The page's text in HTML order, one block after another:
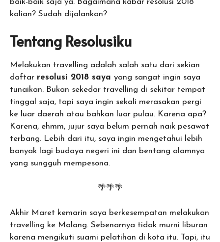
kalian? Sudah dijalankan?
Tentang Resolusiku
Melakukan travelling adalah salah satu dari sekian
daftar resolusi 2018 saya yang sangat ingin saya
tunaikan. Bukan sekedar travelling di sekitar tempat
tinggal saja, tapi saya ingin sekali merasakan pergi
ke luar daerah atau bahkan luar pulau. Karena apa?
Karena, ehmm, jujur saya belum pernah naik pesawat
terbang. Lebih dari itu, saya ingin mengetahui lebih
banyak lagi budaya negeri ini dan bentang alamnya
yang sungguh mempesona.
🌴🌴🌴
Akhir Maret kemarin saya berkesempatan melakukan
travelling ke Malang. Sebenarnya tidak murni liburan
karena mengikuti suami pelatihan di kota itu. Tapi, itu